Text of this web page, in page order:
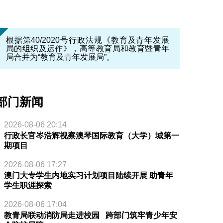
根据第40/2020号行政法规《教育及青年发展
局的组织及运作》，高等教育局和教育暨青年
局合并为“教育及青年发展局”。
门新闻
2026-08-06 20:14
行政长官岑浩辉视察澳琴国际教育（大学）城第一
期项目
2026-08-06 17:27
澳门大专学生内地实习计划项目陆续开展 助青年
学生职涯探索
2026-08-06 17:04
教青局联动消防局走进校园 跨部门筑牢青少年安